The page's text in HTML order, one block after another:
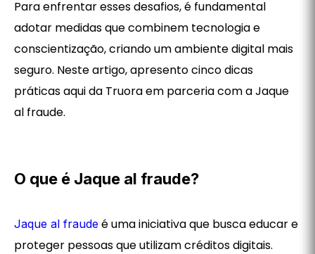
Para enfrentar esses desafios, é fundamental
adotar medidas que combinem tecnologia e
conscientização, criando um ambiente digital mais
seguro. Neste artigo, apresento cinco dicas
práticas aqui da Truora em parceria com a Jaque
al fraude.
O que é Jaque al fraude?
Jaque al fraude é uma iniciativa que busca educar e
proteger pessoas que utilizam créditos digitais.